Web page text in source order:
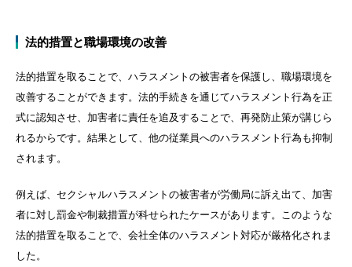
法的措置と職場環境の改善
法的措置を取ることで、ハラスメントの被害者を保護し、職場環境を
改善することができます。法的手続きを通じてハラスメント行為を正
式に認知させ、加害者に責任を追及することで、再発防止策が講じら
れるからです。結果として、他の従業員へのハラスメント行為も抑制
されます。
例えば、セクシャルハラスメントの被害者が労働局に訴え出て、加害
者に対し罰金や制裁措置が科せられたケースがあります。このような
法的措置を取ることで、会社全体のハラスメント対応が厳格化されま
した。